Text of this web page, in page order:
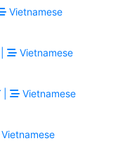
Vietnamese
Vietnamese
Vietnamese
Vietnamese